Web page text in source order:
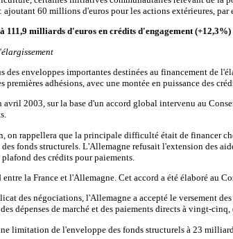
60 millions d'euros pour les actions extérieures, par
111,9 milliards d'euros en crédits d'engagement
des enveloppes importantes destinées au financement
adhésions, avec une montée en puissance des
2003, sur la base d'un accord global intervenu au
on rappellera que la principale difficulté était de financer
fonds structurels. L'Allemagne refusait l'extension
des crédits pour paiements.
la France et l'Allemagne. Cet accord a été élaboré au
des négociations, l'Allemagne a accepté le versement
dépenses de marché et des paiements directs à vingt-
limitation de l'enveloppe des fonds structurels à 23